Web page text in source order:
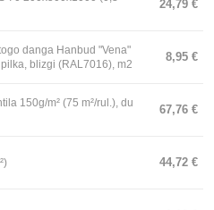
24,79 €
danga Hanbud "Vena"
blizgi (RAL7016), m2
8,95 €
150g/m² (75 m²/rul.), du
67,76 €
44,72 €